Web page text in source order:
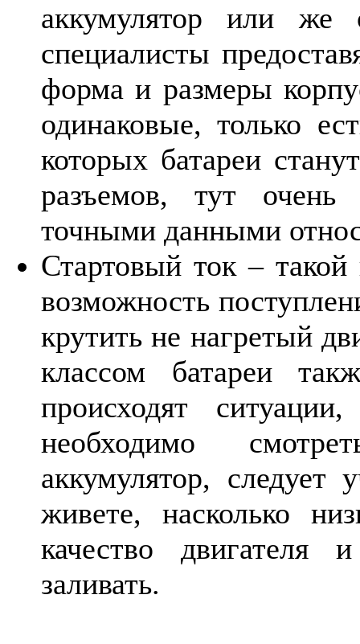
аккумулятор или же
специалисты
форма и размеры
одинаковые, только
которых батареи
разъемов, тут очень
точными данными
Стартовый ток – такой
возможность
крутить не нагретый
классом батареи
происходят
необходимо
аккумулятор, следует
живете, насколько
качество двигателя
заливать.